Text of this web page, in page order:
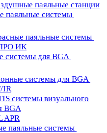
паяльные станции
паяльные системы
паяльные системы
ИК
системы для BGA
системы для BGA
IR
системы визуального
BGA
APR
паяльные системы